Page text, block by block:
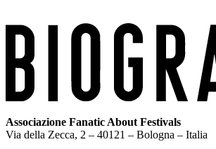
Associazione Fanatic About Festivals
Via della Zecca, 2 – 40121 – Bologna – Italia